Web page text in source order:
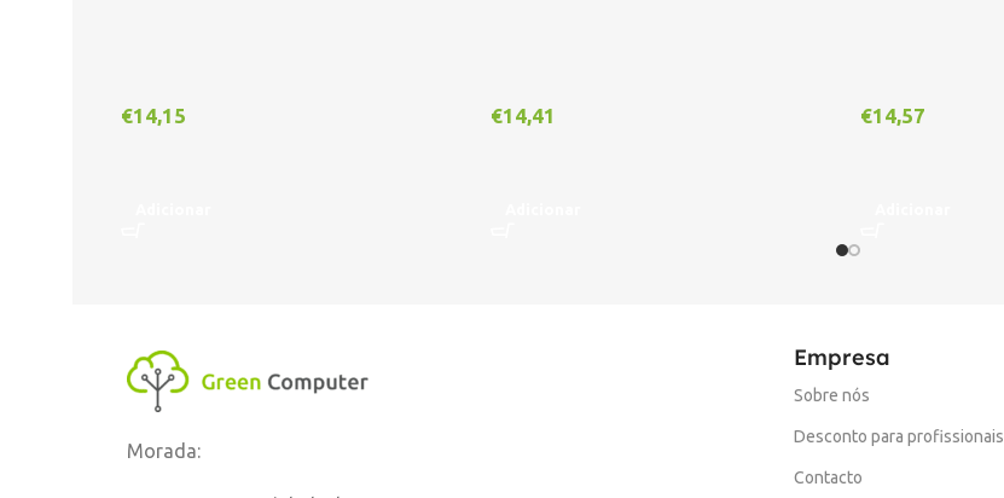
€14,15 €14,41 €14,57
Morada:
Empresa
Sobre nós
Desconto para profissionais
Contacto